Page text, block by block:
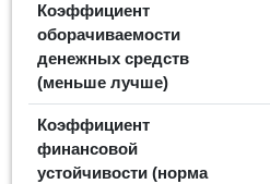
Коэффициент
оборачиваемости
денежных средств
(меньше лучше)
Коэффициент
финансовой
устойчивости (норма